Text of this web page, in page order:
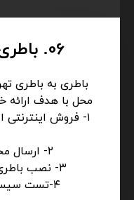
06. باطری به باطری تهران
باطری به باطری
محل با هدف ارائه
۱- فروش
۲- ارسال محصول به محل مشتری
۳- نصب باطری بر روی خودروی مشتری
۴-تست سیستم برق و باطری خودرو